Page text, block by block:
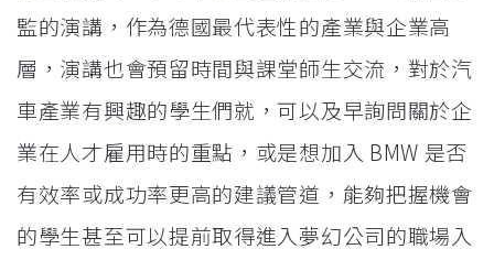
監的演講，作為德國最代表性的產業與企業高
層，演講也會預留時間與課堂師生交流，對於汽
車產業有興趣的學生們就，可以及早詢問關於企
業在人才雇用時的重點，或是想加入 BMW 是否
有效率或成功率更高的建議管道，能夠把握機會
的學生甚至可以提前取得進入夢幻公司的職場入